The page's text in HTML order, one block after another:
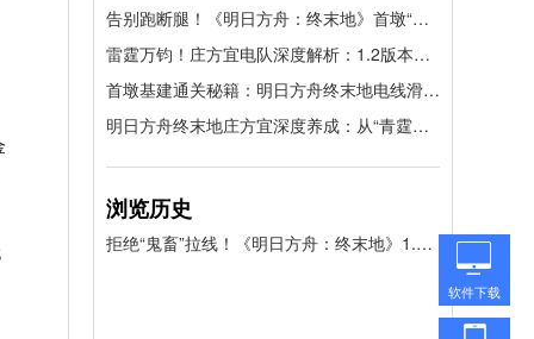
告别跑断腿！《明日方舟：终末地》首墩“光速”基建指南：滑索组网与资源收割的最优解
雷霆万钧！庄方宜电队深度解析：1.2版本T0级核爆配队指南
首墩基建通关秘籍：明日方舟终末地电线滑索全解，高效开荒不迷路
明日方舟终末地庄方宜深度养成：从“青霆剑”机制到毕业配装的全方位指南
浏览历史
拒绝“鬼畜”拉线！《明日方舟：终末地》1.2版本武陵基建“毕业级”布局大揭秘
软件下载